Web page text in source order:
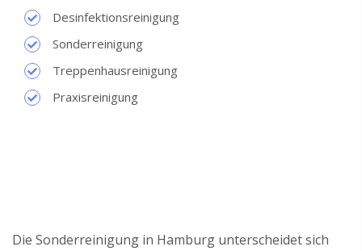
Desinfektionsreinigung
Sonderreinigung
Treppenhausreinigung
Praxisreinigung
Die Sonderreinigung in Hamburg unterscheidet sich